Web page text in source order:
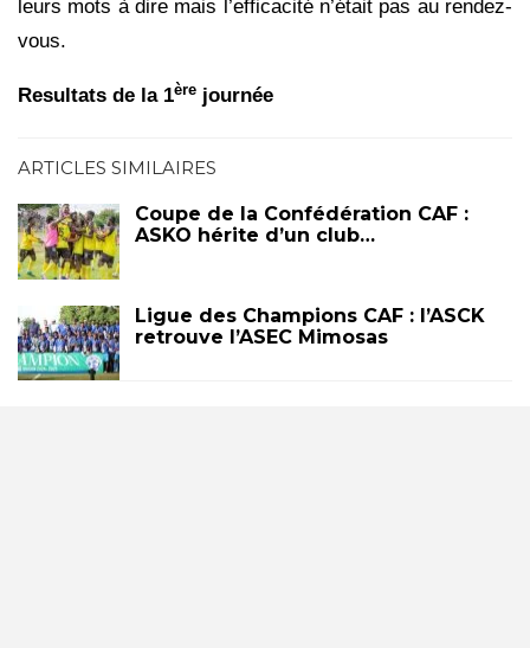
leurs mots à dire mais l’efficacité n’était pas au rendez-
vous.
Resultats de la 1ère journée
ARTICLES SIMILAIRES
Coupe de la Confédération CAF :
ASKO hérite d’un club…
Ligue des Champions CAF : l’ASCK
retrouve l’ASEC Mimosas